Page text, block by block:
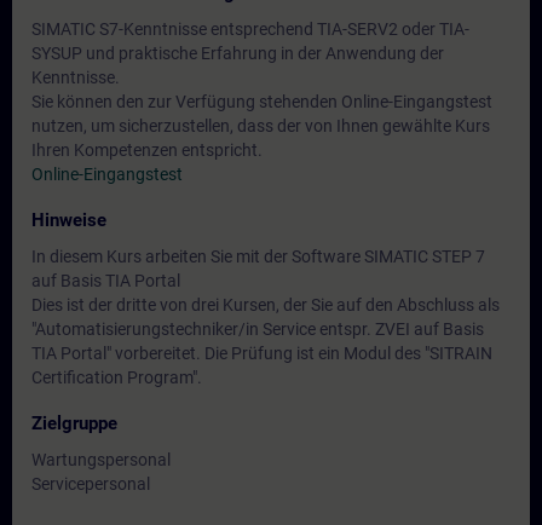
SIMATIC S7-Kenntnisse entsprechend TIA-SERV2 oder TIA-
SYSUP und praktische Erfahrung in der Anwendung der
Kenntnisse.
Sie können den zur Verfügung stehenden Online-Eingangstest
nutzen, um sicherzustellen, dass der von Ihnen gewählte Kurs
Ihren Kompetenzen entspricht.
Online-Eingangstest
Hinweise
In diesem Kurs arbeiten Sie mit der Software SIMATIC STEP 7
auf Basis TIA Portal
Dies ist der dritte von drei Kursen, der Sie auf den Abschluss als
"Automatisierungstechniker/in Service entspr. ZVEI auf Basis
TIA Portal" vorbereitet. Die Prüfung ist ein Modul des "SITRAIN
Certification Program".
Zielgruppe
Wartungspersonal
Servicepersonal